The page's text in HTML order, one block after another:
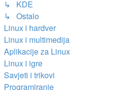
↳ KDE
↳ Ostalo
Linux i hardver
Linux i multimedija
Aplikacije za Linux
Linux i igre
Savjeti i trikovi
Programiranje